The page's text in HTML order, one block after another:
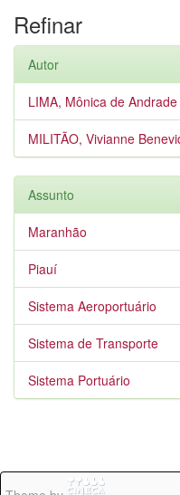
Refinar
Autor
LIMA, Mônica de Andrade
MILITÃO, Vivianne
Assunto
Maranhão
Piauí
Sistema Aeroportuário
Sistema de Transporte
Sistema Portuário